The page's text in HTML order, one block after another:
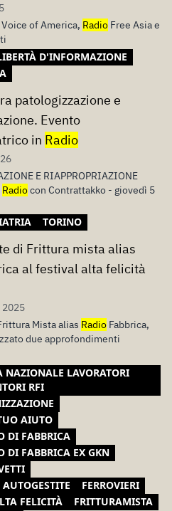
of America, Radio Free Asia e
D'INFORMAZIONE
patologizzazione e
Evento
in Radio
E RIAPPROPRIAZIONE
Radiocon Contrattakko - giovedì 5
TORINO
di Frittura mista alias
al festival alta felicità
2025
Mista alias Radio Fabbrica,
due approfondimenti
NAZIONALE LAVORATORI
RFI
AIUTO
DI FABBRICA
DI FABBRICA EX GKN
FERROVIERI
FELICITÀ
FRITTURAMISTA